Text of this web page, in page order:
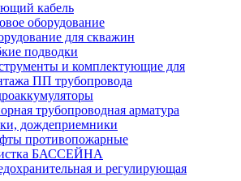
кабель
оборудование
для скважин
подводки
и комплектующие для
ПП трубопровода
трубопроводная арматура
дождеприемники
противопожарные
БАССЕЙНА
и регулирующая